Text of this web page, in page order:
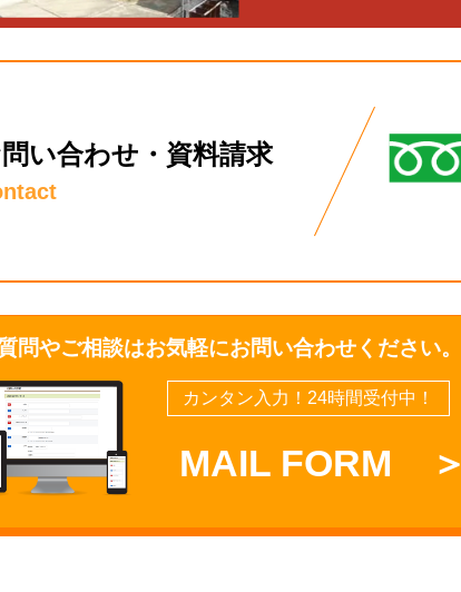
い合わせ・資料請求
問やご相談はお気軽にお問い合わせください。
カンタン入力！24時間受付中！
MAIL FORM ＞